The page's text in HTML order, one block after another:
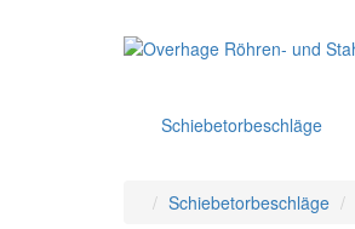
Schiebetorbeschläge
Schiebetorbeschläge